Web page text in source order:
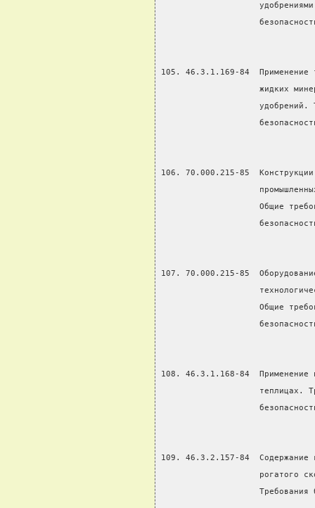
105. 46.3.1.169-84
жидких
удобрений.
106. 70.000.215-85
Общие
107. 70.000.215-85
Общие
108. 46.3.1.168-84
теплицах.
109. 46.3.2.157-84
рогатого
Требования